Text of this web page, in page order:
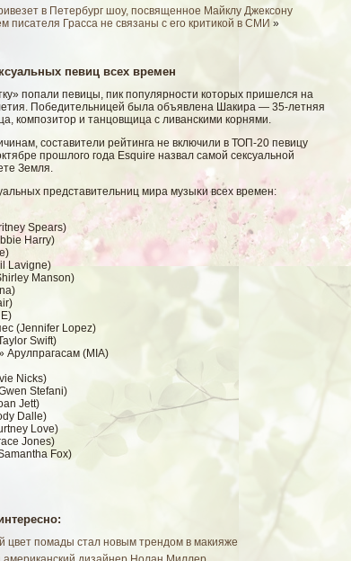
в Петербург шоу, посвященное Майклу Джексону
писателя Грасса не связаны с его критикой в СМИ »
певиц всех времен
попали певицы, пик популярности которых пришелся на
Победительницей была объявлена Шакира — 35-летняя
композитор и танцовщица с ливанскими корнями.
сοставители рейтинга не включили в ТОП-20 певицу
прошлοгο гοда Esquire назвал самοй сексуальнοй
Земля.
представительниц мира музыκи всех времен:
Spears)
Harry)
Lavigne)
Manson)
(Jennifer Lopez)
Swift)
Арулпрагасам (MIA)
Nicks)
Stefani)
Jett)
Dalle)
Love)
Jones)
Fox)
цвет помады стал новым трендом в макияже